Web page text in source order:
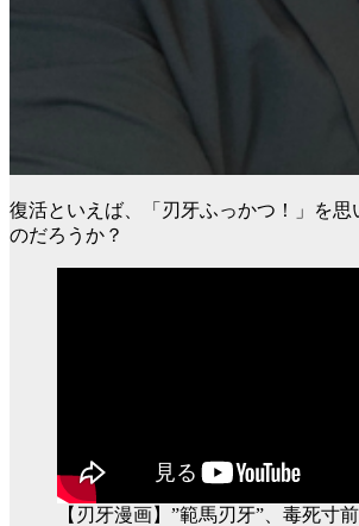
復活といえば、「刃牙ふっかつ！」を思
のだろうか？
【刃牙漫画】”範馬刃牙”、毒死寸